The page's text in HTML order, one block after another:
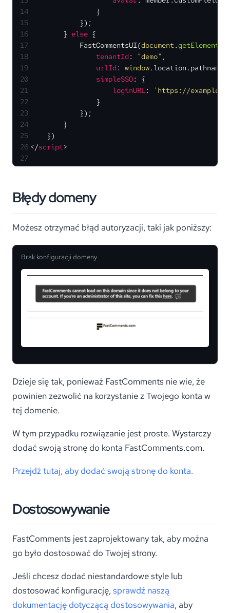
14
                }
15
            });
16
        }
else {
17
FastCommentsUI(document .
18
tenantId: "demo" ,
19
urlId: window. location . pathname
20
simpleSSO: {
21
loginURL:
'https://
22
                }
23
            });
24
        }
25
    })
26 </script>
27
Błędy domeny
Możesz otrzymać błąd autoryzacji, taki jak poniższy:
Brak konfiguracji domeny
Dzieje się tak, ponieważ FastComments nie wie, że
powinien zezwolić na korzystanie z Twojego konta w
tej domenie.
W tym przypadku rozwiązanie jest proste. Wystarczy
dodać swoją stronę do konta FastComments.com.
Przejdź tutaj, aby dodać swoją stronę do konta.
Dostosowywanie
FastComments jest zaprojektowany tak, aby można
go było dostosować do Twojej strony.
Jeśli chcesz dodać niestandardowe style lub
dostosować konfigurację, sprawdź naszą
dokumentację dotyczącą dostosowywania, aby